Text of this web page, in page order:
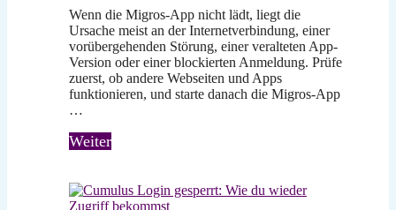
Wenn die Migros-App nicht lädt, liegt die
Ursache meist an der Internetverbindung, einer
vorübergehenden Störung, einer veralteten App-
Version oder einer blockierten Anmeldung. Prüfe
zuerst, ob andere Webseiten und Apps
funktionieren, und starte danach die Migros-App
…
Weiter